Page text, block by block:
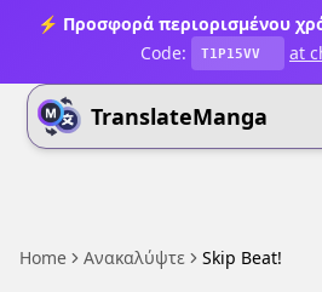
⚡ Προσφορά περιορισμένου
Code:
T1P15VV at
TranslateManga
Home Ανακαλύψτε Skip Beat!